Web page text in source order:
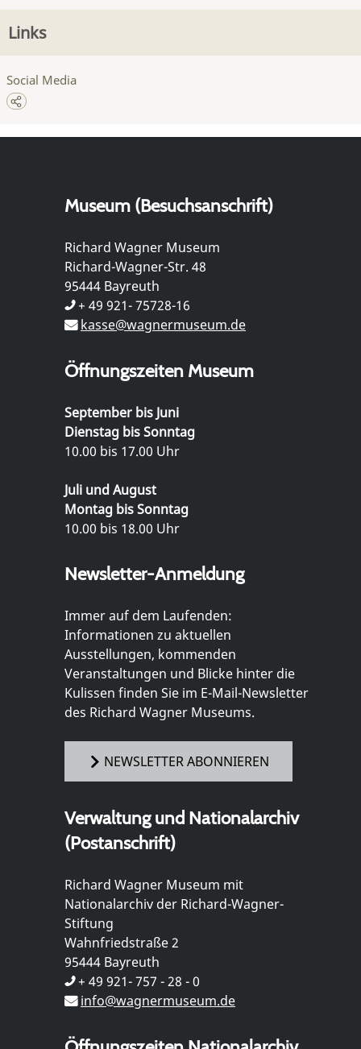
Links
Social Media
Museum (Besuchsanschrift)
Richard Wagner Museum
Richard-Wagner-Str. 48
95444 Bayreuth
+ 49 921- 75728-16
kasse@wagnermuseum.de
Öffnungszeiten Museum
September bis Juni
Dienstag bis Sonntag
10.00 bis 17.00 Uhr
Juli und August
Montag bis Sonntag
10.00 bis 18.00 Uhr
Newsletter-Anmeldung
Immer auf dem Laufenden:
Informationen zu aktuellen
Ausstellungen, kommenden
Veranstaltungen und Blicke hinter die
Kulissen finden Sie im E-Mail-Newsletter
des Richard Wagner Museums.
NEWSLETTER ABONNIEREN
Verwaltung und Nationalarchiv
(Postanschrift)
Richard Wagner Museum mit
Nationalarchiv der Richard-Wagner-
Stiftung
Wahnfriedstraße 2
95444 Bayreuth
+ 49 921- 757 - 28 - 0
info@wagnermuseum.de